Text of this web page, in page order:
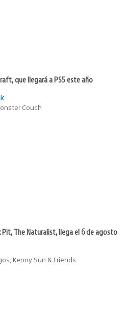
que llegará a PS5 este año
Couch
The Naturalist, llega el 6 de agosto
Kenny Sun & Friends